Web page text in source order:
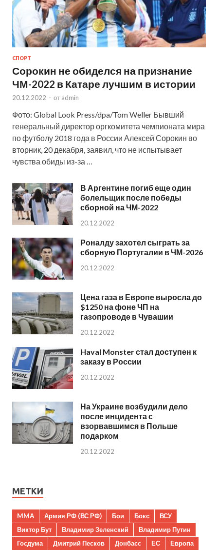
СПОРТ
Сорокин не обиделся на признание
ЧМ-2022 в Катаре лучшим в истории
20.12.2022 - от admin
Фото: Global Look Press/dpa/Tom Weller Бывший
генеральный директор оргкомитета чемпионата мира
по футболу 2018 года в России Алексей Сорокин во
вторник, 20 декабря, заявил, что не испытывает
чувства обиды из-за …
В Аргентине погиб еще один
болельщик после победы
сборной на ЧМ-2022
20.12.2022
Роналду захотел сыграть за
сборную Португалии в ЧМ-2026
20.12.2022
Цена газа в Европе выросла до
$1250 на фоне ЧП на
газопроводе в Чувашии
20.12.2022
Haval Monster стал доступен к
заказу в России
20.12.2022
На Украине возбудили дело
после инцидента с
взорвавшимся в Польше
подарком
20.12.2022
МЕТКИ
MMA Армия РФ (ВС РФ) Бои Бокс
ВСУ
Виктор Бут
Владимир Зеленский
Владимир Путин
Госдума
Дмитрий Песков Донбасс ЕС
Европа